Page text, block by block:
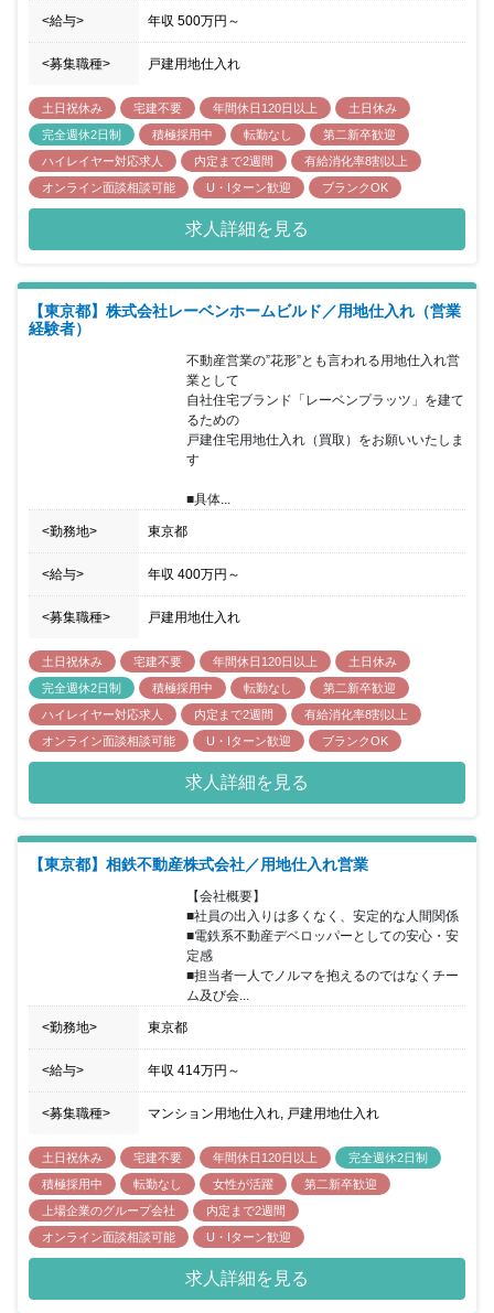
<給与> 年収 500万円 ～
<募集職種> 戸建用地仕入れ
土日祝休み 宅建不要 年間休日120日以上
土日休み
完全週休2日制
積極採用中 転勤なし
第二新卒歓迎
ハイレイヤー対応求人
内定まで2週間
有給消化率8割以上
オンライン面談相談可能
U・Iターン歓迎 ブランクOK
求人詳細を見る
【東京都】株式会社レーベンホームビルド／用地仕入れ（営業
経験者）
不動産営業の”花形”とも言われる用地仕入れ営
業として
自社住宅ブランド「レーベンプラッツ」を建て
るための
戸建住宅用地仕入れ（買取）をお願いいたしま
す
■具体...
<勤務地> 東京都
<給与> 年収 400万円 ～
<募集職種> 戸建用地仕入れ
土日祝休み 宅建不要 年間休日120日以上
土日休み
完全週休2日制
積極採用中 転勤なし
第二新卒歓迎
ハイレイヤー対応求人
内定まで2週間
有給消化率8割以上
オンライン面談相談可能
U・Iターン歓迎 ブランクOK
求人詳細を見る
【東京都】相鉄不動産株式会社／用地仕入れ営業
【会社概要】
■社員の出入りは多くなく、安定的な人間関係
■電鉄系不動産デベロッパーとしての安心・安
定感
■担当者一人でノルマを抱えるのではなくチー
ム及び会...
<勤務地> 東京都
<給与> 年収 414万円 ～
<募集職種> マンション用地仕入れ, 戸建用地仕入れ
土日祝休み 宅建不要 年間休日120日以上
完全週休2日制
積極採用中
転勤なし 女性が活躍
第二新卒歓迎
上場企業のグループ会社
内定まで2週間
オンライン面談相談可能
U・Iターン歓迎
求人詳細を見る